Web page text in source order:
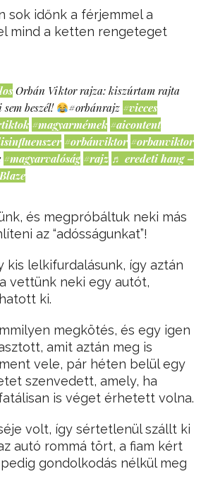
sok időnk a férjemmel a
mind a ketten rengeteget
Orbán Viktor rajza: kiszúrtam rajta
beszél!
#orbánrajz #vicces
#magyarmémek #aicontent
#orbánviktor #orbanviktor
#magyarvalóság #rajz ♬ eredeti hang –
és megpróbáltuk neki más
az “adósságunkat”!
kis lelkifurdalásunk, így aztán
vettünk neki egy autót,
ki.
megkötés, és egy igen
amit aztán meg is
vele, pár héten belül egy
szenvedett, amely, ha
is véget érhetett volna.
volt, így sértetlenül szállt ki
autó rommá tört, a fiam kért
gondolkodás nélkül meg